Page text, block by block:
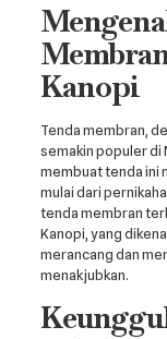
Kanopi
Tenda membran,
semakin populer di
membuat tenda ini
mulai dari
tenda membran
Kanopi, yang
merancang dan
menakjubkan.